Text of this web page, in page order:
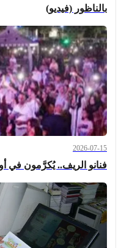
بالناظور (فيديو)
2026-07-15
فنانو الريف.. يُكرَّمون في